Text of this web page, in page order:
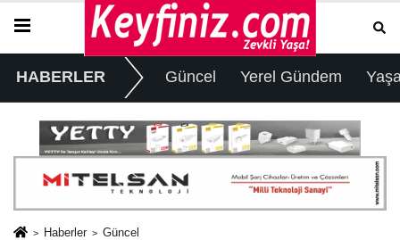
HABERLER Güncel Yerel Gündem
Haberler Güncel